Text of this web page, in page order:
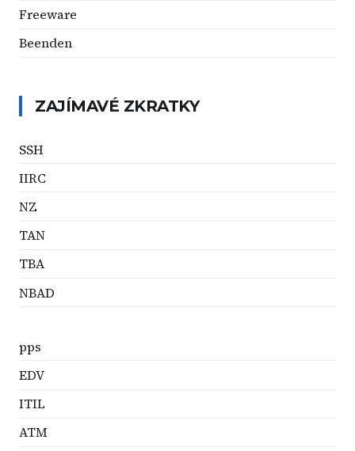
Freeware
Beenden
ZAJÍMAVÉ ZKRATKY
SSH
IIRC
NZ
TAN
TBA
NBAD
pps
EDV
ITIL
ATM